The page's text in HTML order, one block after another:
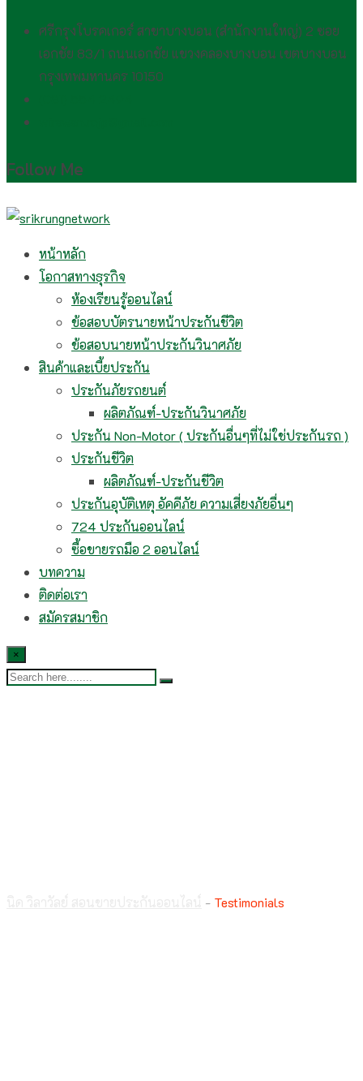
ศรีกรุงโบรคเกอร์ สาขาบางบอน (สำนักงานใหญ่) 2 ซอย
เอกชัย 83/1 ถนนเอกชัย แขวงคลองบางบอน เขตบางบอน
กรุงเทพมหานคร 10150
Follow Me
หน้าหลัก
โอกาสทางธุรกิจ
ห้องเรียนรู้ออนไลน์
ข้อสอบบัตรนายหน้าประกันชีวิต
ข้อสอบนายหน้าประกันวินาศภัย
สินค้าและเบี้ยประกัน
ประกันภัยรถยนต์
ผลิตภัณฑ์-ประกันวินาศภัย
ประกัน Non-Motor ( ประกันอื่นๆที่ไม่ใช่ประกันรถ )
ประกันชีวิต
ผลิตภัณฑ์-ประกันชีวิต
ประกันอุบัติเหตุ อัคคีภัย ความเสี่ยงภัยอื่นๆ
724 ประกันออนไลน์
ซื้อขายรถมือ 2 ออนไลน์
บทความ
ติดต่อเรา
สมัครสมาชิก
×
- Testimonials